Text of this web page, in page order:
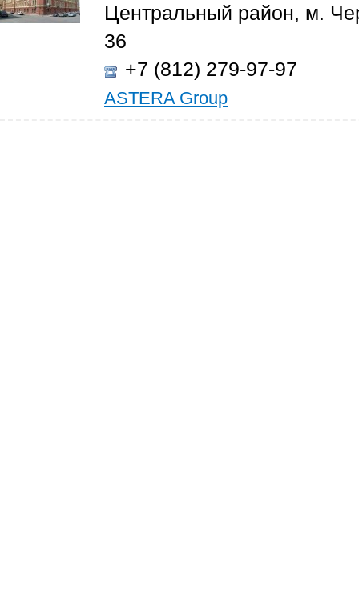
Центральный район, м.
36
+7 (812) 279-97-97
ASTERA Group